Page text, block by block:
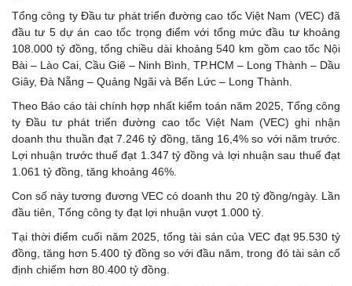
Tổng công ty Đầu tư phát triển đường cao tốc Việt Nam (VEC) đã
đầu tư 5 dự án cao tốc trọng điểm với tổng mức đầu tư khoảng
108.000 tỷ đồng, tổng chiều dài khoảng 540 km gồm cao tốc Nội
Bài – Lào Cai, Cầu Giẽ – Ninh Bình, TP.HCM – Long Thành – Dầu
Giây, Đà Nẵng – Quảng Ngãi và Bến Lức – Long Thành.
Theo Báo cáo tài chính hợp nhất kiểm toán năm 2025, Tổng công
ty Đầu tư phát triển đường cao tốc Việt Nam (VEC) ghi nhận
doanh thu thuần đạt 7.246 tỷ đồng, tăng 16,4% so với năm trước.
Lợi nhuận trước thuế đạt 1.347 tỷ đồng và lợi nhuận sau thuế đạt
1.061 tỷ đồng, tăng khoảng 46%.
Con số này tương đương VEC có doanh thu 20 tỷ đồng/ngày. Lần
đầu tiên, Tổng công ty đạt lợi nhuận vượt 1.000 tỷ.
Tại thời điểm cuối năm 2025, tổng tài sản của VEC đạt 95.530 tỷ
đồng, tăng hơn 5.400 tỷ đồng so với đầu năm, trong đó tài sản cố
định chiếm hơn 80.400 tỷ đồng.